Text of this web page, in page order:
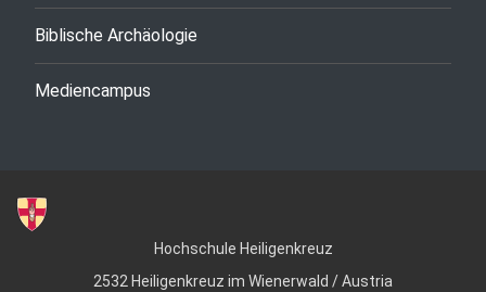
Biblische Archäologie
Mediencampus
Hochschule Heiligenkreuz
2532 Heiligenkreuz im Wienerwald / Austria